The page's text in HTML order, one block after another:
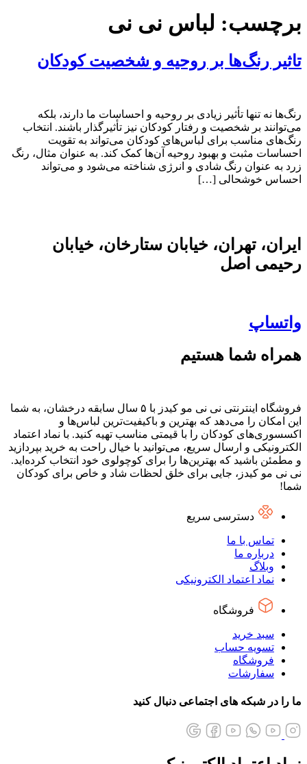
برچسب: لباس نی نی
تاثیر رنگ‌ها بر روحیه و شخصیت کودکان
رنگ‌ها نه تنها تأثیر زیادی بر روحیه و احساسات ما دارند، بلکه
می‌توانند بر شخصیت و رفتار کودکان نیز تأثیرگذار باشند. انتخاب
رنگ‌های مناسب برای لباس‌های کودکان می‌تواند به تقویت
احساسات مثبت و بهبود روحیه آن‌ها کمک کند. به عنوان مثال، رنگ
زرد به عنوان رنگ شادی و انرژی شناخته می‌شود و می‌تواند
احساس خوشحالی […]
ایران، تهران، خیابان ستارخان، خیابان
رحیمی اصل
واتساپ
همراه شما هستیم
فروشگاه اینترنتی نی نی مو کیدز با ۵ سال سابقه درخشان، به شما
این امکان را می‌دهد که بهترین و باکیفیت‌ترین لباس‌ها و
اکسسوری‌های کودکان را با قیمتی مناسب تهیه کنید. با نماد اعتماد
الکترونیکی و ارسال سریع، می‌توانید با خیال راحت به خرید بپردازید
و مطمئن باشید که بهترین‌ها را برای کوچولوی خود انتخاب کرده‌اید.
نی نی مو کیدز، جایی برای خلق لحظات شاد و خاص برای کودکان
شما!
دسترسی سریع
تماس با ما
درباره ما
وبلاگ
نماد اعتماد الکترونیکی
فروشگاه
سبد خرید
تسویه حساب
فروشگاه
سفارشات
ما را در شبکه های اجتماعی دنبال کنید